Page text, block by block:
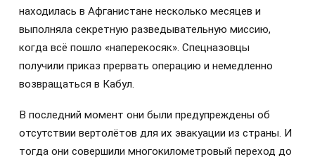
находилась в Афганистане несколько месяцев и
выполняла секретную разведывательную миссию,
когда всё пошло «наперекосяк». Спецназовцы
получили приказ прервать операцию и немедленно
возвращаться в Кабул.
В последний момент они были предупреждены об
отсутствии вертолётов для их эвакуации из страны. И
тогда они совершили многокилометровый переход до